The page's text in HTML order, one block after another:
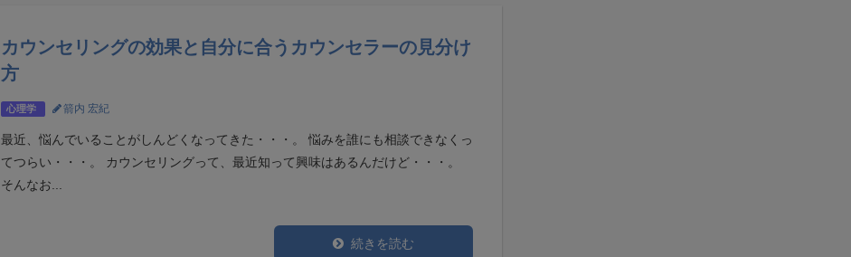
カウンセリングの効果と自分に合うカウンセラーの見分け
方
心理学 箭内 宏紀
最近、悩んでいることがしんどくなってきた・・・。 悩みを誰にも相談できなくっ
てつらい・・・。 カウンセリングって、最近知って興味はあるんだけど・・・。
そんなお...
続きを読む